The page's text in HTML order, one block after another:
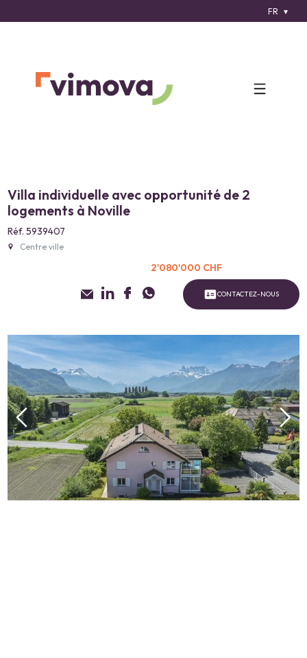
FR
Villa individuelle avec opportunité de 2
logements à Noville
Réf. 5939407
Centre ville
2'080'000 CHF
CONTACTEZ-NOUS